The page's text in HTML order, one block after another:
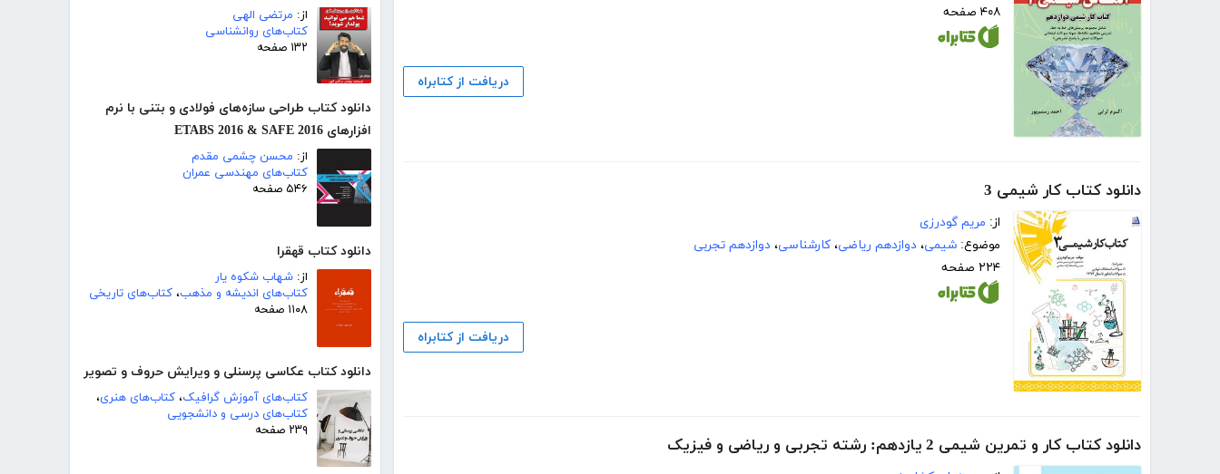
از: مرتضی الهی
کتاب‌های روانشناسی
۱۳۲ صفحه
دانلود کتاب طراحی سازه‌های فولادی و بتنی با نرم
افزارهای ETABS 2016 & SAFE 2016
از: محسن چشمی مقدم
کتاب‌های مهندسی عمران
۵۴۶ صفحه
دانلود کتاب قهقرا
از: شهاب شکوه یار
کتاب‌های اندیشه و مذهب، کتاب‌های تاریخی
۱۱۰۸ صفحه
دانلود کتاب عکاسی پرسنلی و ویرایش حروف و تصویر
کتاب‌های آموزش گرافیک، کتاب‌های هنری،
کتاب‌های درسی و دانشجویی
۲۳۹ صفحه
۴۰۸ صفحه
دریافت از کتابراه
دانلود کتاب کار شیمی 3
از: مریم گودرزی
موضوع: شیمی، دوازدهم ریاضی، کارشناسی، دوازدهم تجربی
۲۲۴ صفحه
دریافت از کتابراه
دانلود کتاب کار و تمرین شیمی 2 یازدهم: رشته تجربی و ریاضی و فیزیک